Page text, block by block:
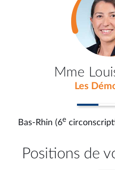
Mme
Les
Bas-Rhin (6e
Positions de